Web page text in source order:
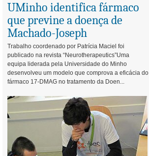
UMinho identifica fármaco
que previne a doença de
Machado-Joseph
Trabalho coordenado por Patrícia Maciel foi
publicado na revista “Neurotherapeutics”Uma
equipa liderada pela Universidade do Minho
desenvolveu um modelo que comprova a eficácia do
fármaco 17-DMAG no tratamento da Doen...